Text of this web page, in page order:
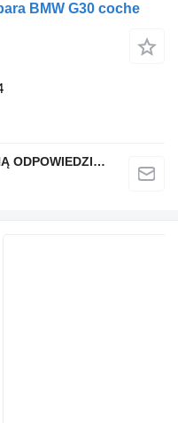
BMW G30 coche
QINDITO SPÓŁKA Z OGRANICZONĄ ODPOWIEDZIALNOŚCIĄ